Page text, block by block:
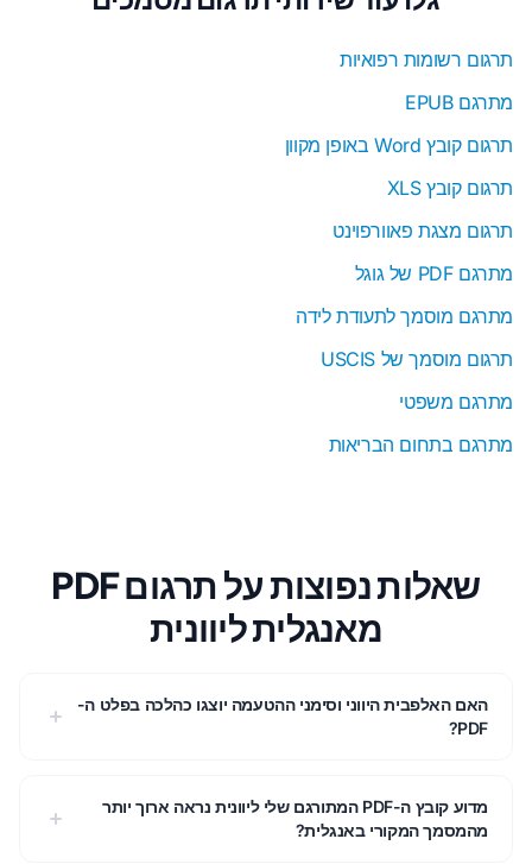
תרגום רשומות רפואיות
מתרגם EPUB
תרגום קובץ Word באופן מקוון
תרגום קובץ XLS
תרגום מצגת פאוורפוינט
מתרגם PDF של גוגל
מתרגם מוסמך לתעודת לידה
תרגום מוסמך של USCIS
מתרגם משפטי
מתרגם בתחום הבריאות
שאלות נפוצות על תרגום PDF
מאנגלית ליוונית
האם האלפבית היווני וסימני ההטעמה יוצגו כהלכה בפלט ה-
PDF?
מדוע קובץ ה-PDF המתורגם שלי ליוונית נראה ארוך יותר
מהמסמך המקורי באנגלית?